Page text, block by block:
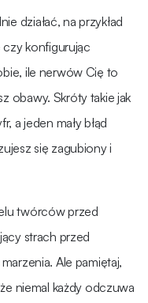
działać, na przykład
czy konfigurując
ile nerwów Cię to
obawy. Skróty takie jak
a jeden mały błąd
się zagubiony i
twórców przed
strach przed
Ale pamiętaj,
niemal każdy odczuwa